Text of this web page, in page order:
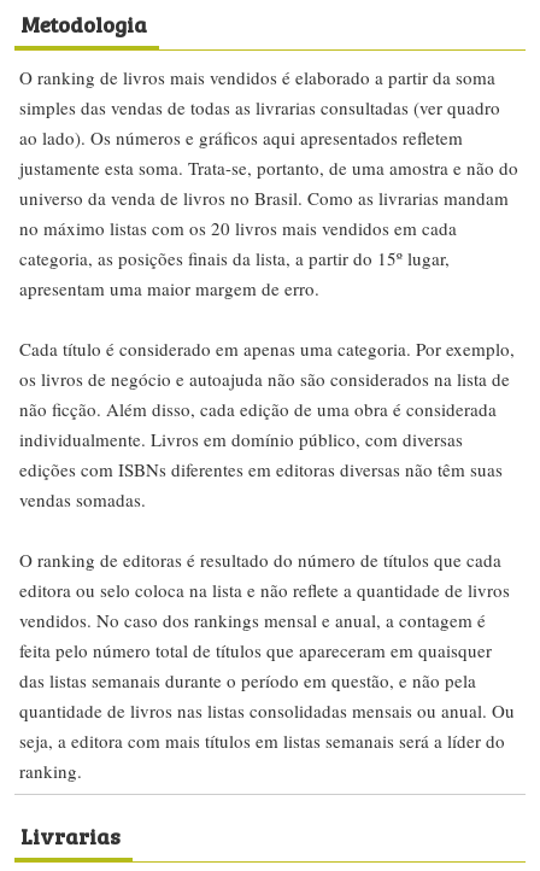
Metodologia
O ranking de livros mais vendidos é elaborado a partir da soma
simples das vendas de todas as livrarias consultadas (ver quadro
ao lado). Os números e gráficos aqui apresentados refletem
justamente esta soma. Trata-se, portanto, de uma amostra e não do
universo da venda de livros no Brasil. Como as livrarias mandam
no máximo listas com os 20 livros mais vendidos em cada
categoria, as posições finais da lista, a partir do 15º lugar,
apresentam uma maior margem de erro.
Cada título é considerado em apenas uma categoria. Por exemplo,
os livros de negócio e autoajuda não são considerados na lista de
não ficção. Além disso, cada edição de uma obra é considerada
individualmente. Livros em domínio público, com diversas
edições com ISBNs diferentes em editoras diversas não têm suas
vendas somadas.
O ranking de editoras é resultado do número de títulos que cada
editora ou selo coloca na lista e não reflete a quantidade de livros
vendidos. No caso dos rankings mensal e anual, a contagem é
feita pelo número total de títulos que apareceram em quaisquer
das listas semanais durante o período em questão, e não pela
quantidade de livros nas listas consolidadas mensais ou anual. Ou
seja, a editora com mais títulos em listas semanais será a líder do
ranking.
Livrarias